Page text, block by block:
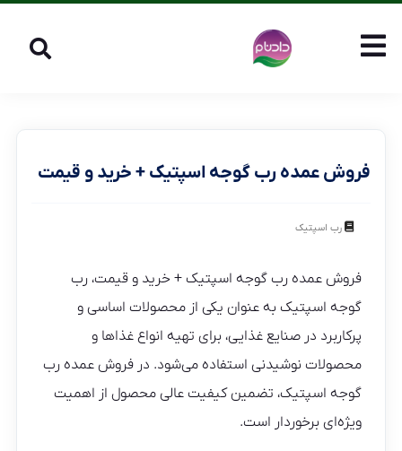
فروش عمده رب گوجه اسپتیک + خرید و قیمت
رب اسپتیک
فروش عمده رب گوجه اسپتیک + خرید و قیمت، رب
گوجه اسپتیک به عنوان یکی از محصولات اساسی و
پرکاربرد در صنایع غذایی، برای تهیه انواع غذاها و
محصولات نوشیدنی استفاده می‌شود. در فروش عمده رب
گوجه اسپتیک، تضمین کیفیت عالی محصول از اهمیت
ویژه‌ای برخوردار است.